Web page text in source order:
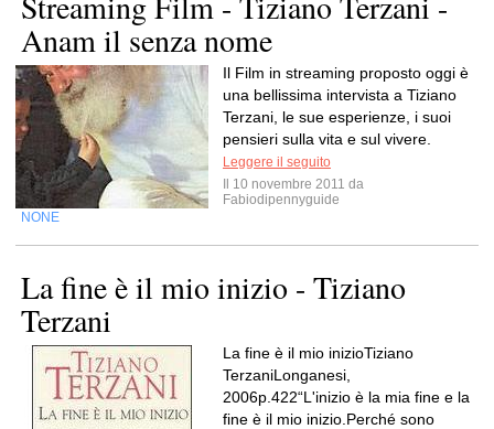
Anam il senza nome
Il Film in streaming proposto oggi è
una bellissima intervista a Tiziano
Terzani, le sue esperienze, i suoi
pensieri sulla vita e sul vivere.
Leggere il seguito
Il 10 novembre 2011 da
Fabiodipennyguide
NONE
La fine è il mio inizio - Tiziano
Terzani
La fine è il mio inizioTiziano
TerzaniLonganesi,
2006p.422“L'inizio è la mia fine e la
fine è il mio inizio.Perché sono